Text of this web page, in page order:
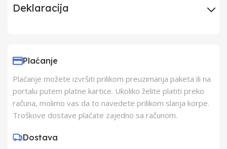
Deklaracija
Proizvođač ELEMENTA d.o.o.
Zemlja Porekla
Zemlja Uvoza
Plaćanje
Plaćanje možete izvršiti prilikom preuzimanja paketa ili na
portalu putem platne kartice. Ukoliko želite platiti preko
računa, molimo vas da to navedete prilikom slanja korpe.
Troškove dostave plaćate zajedno sa računom.
Dostava